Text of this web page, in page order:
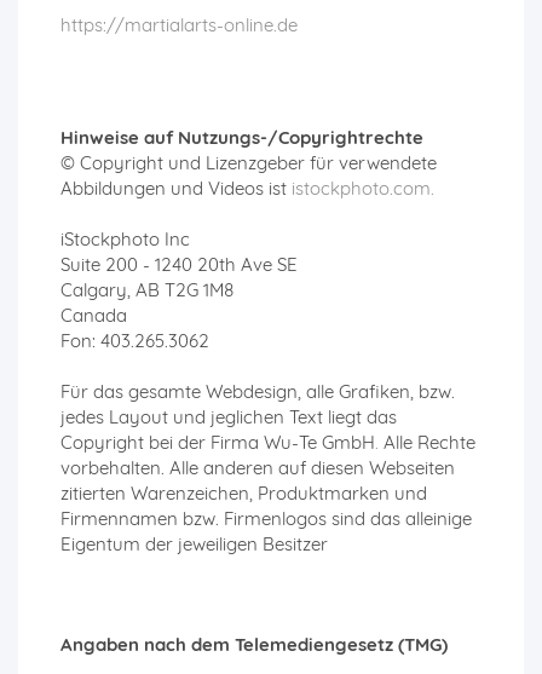
https://martialarts-online.de
Hinweise auf Nutzungs-/Copyrightrechte
© Copyright und Lizenzgeber für verwendete
Abbildungen und Videos ist istockphoto.com.
iStockphoto Inc
Suite 200 - 1240 20th Ave SE
Calgary, AB T2G 1M8
Canada
Fon: 403.265.3062
Für das gesamte Webdesign, alle Grafiken, bzw.
jedes Layout und jeglichen Text liegt das
Copyright bei der Firma Wu-Te GmbH Alle Rechte
vorbehalten. Alle anderen auf diesen Webseiten
zitierten Warenzeichen, Produktmarken und
Firmennamen bzw. Firmenlogos sind das alleinige
Eigentum der jeweiligen Besitzer
Angaben nach dem Telemediengesetz (TMG)